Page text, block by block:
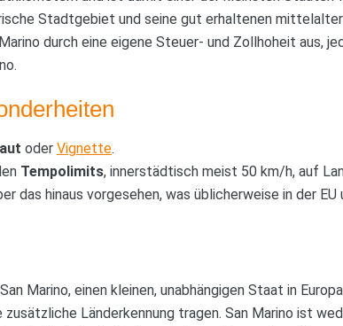
Stadtgebiet und seine gut erhaltenen
durch eine eigene Steuer- und Zollhoheit aus,
oder Vignette.
Tempolimits, innerstädtisch meist 50 km/h, auf
das hinaus vorgesehen, was üblicherweise in der EU
Marino, einen kleinen, unabhängigen Staat in
Länderkennung tragen. San Marino ist